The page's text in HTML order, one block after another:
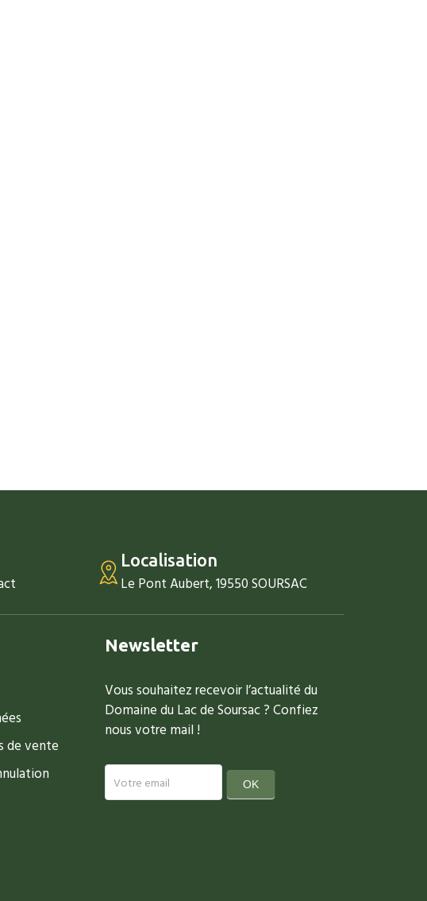
Localisation
Le Pont Aubert, 19550 SOURSAC
de vente
Newsletter
Vous souhaitez recevoir l’actualité du
Domaine du Lac de Soursac ? Confiez
nous votre mail !
newsletter
OK